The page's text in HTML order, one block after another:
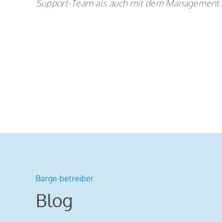
Support-Team als auch mit dem
Barge-betreiber
Blog